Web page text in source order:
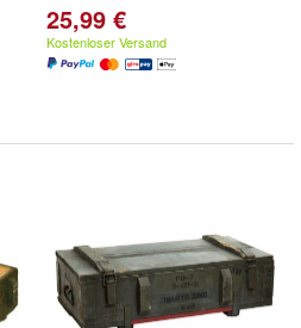
25,99 €
Kostenloser Versand